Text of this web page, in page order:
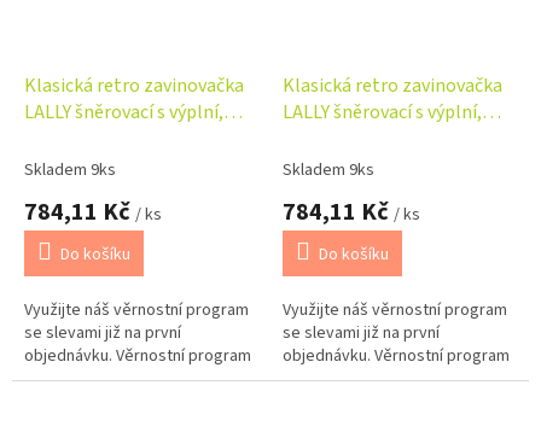
Klasická retro zavinovačka
LALLY šněrovací s výplní,
Skladem 9ks
784,11 Kč / ks
Do košíku
Využijte náš věrnostní program
se slevami již na první
objednávku. Věrnostní program
Klasická retro zavinovačka
LALLY šněrovací s výplní,
Skladem 9ks
784,11 Kč / ks
Do košíku
Využijte náš věrnostní program
se slevami již na první
objednávku. Věrnostní program